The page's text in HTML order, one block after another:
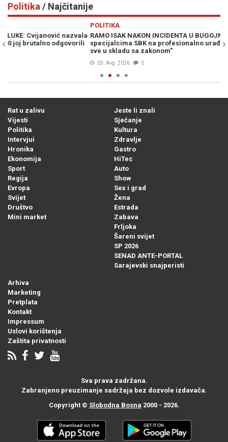
Politika / Najčitanije
RAMO ISAK NAKON INCIDENTA U BUGOJNU: "Čestitam
specijalcima SBK na profesionalno urađenom poslu, uradili su
Rat u zalivu
Vijesti
Politika
Intervjui
Hronika
Ekonomija
Sport
Regija
Evropa
Svijet
Društvo
Mini market
Jeste li znali
Sjećanje
Kultura
Zdravlje
Gastro
HiTec
Auto
Show
Sex i grad
Žena
Estrada
Zabava
Frljoka
Šareni svijet
SP 2026
SENAD ANTE-PORTAL
Sarajevski snajperisti
Arhiva
Marketing
Pretplata
Kontakt
Impressum
Uslovi korištenja
Zaštita privatnosti
Sva prava zadržana.
Zabranjeno preuzimanje sadržaja bez dozvole izdavača.
Copyright © Slobodna Bosna 2000 - 2026.